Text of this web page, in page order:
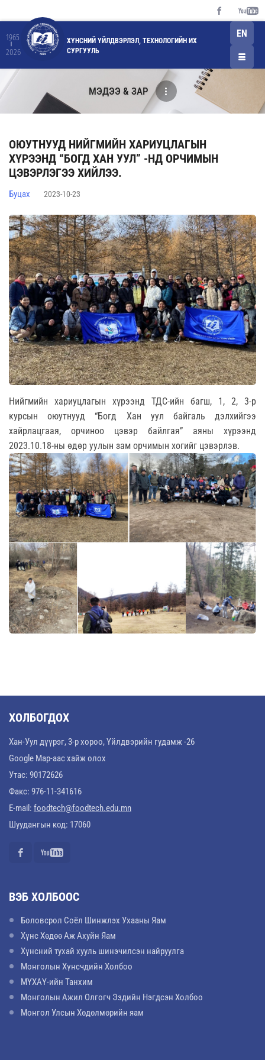
1965
2026
ХҮНСНИЙ ҮЙЛДВЭРЛЭЛ, ТЕХНОЛОГИЙН ИХ
СУРГУУЛЬ
EN
МЭДЭЭ & ЗАР
ОЮУТНУУД НИЙГМИЙН ХАРИУЦЛАГЫН
ХҮРЭЭНД “БОГД ХАН УУЛ” -НД ОРЧИМЫН
ЦЭВЭРЛЭГЭЭ ХИЙЛЭЭ.
Буцах 2023-10-23
Нийгмийн хариуцлагын хүрээнд ТДС-ийн багш, 1, 2, 3-р
курсын оюутнууд “Богд Хан уул байгаль дэлхийгээ
хайрлацгаая, орчиноо цэвэр байлгая” аяны хүрээнд
2023.10.18-ны өдөр уулын зам орчимын хогийг цэвэрлэв.
ХОЛБОГДОХ
Хан-Уул дүүрэг, 3-р хороо, Үйлдвэрийн гудамж -26
Google Map-аас хайж олох
Утас: 90172626
Факс: 976-11-341616
E-mail: foodtech@foodtech.edu.mn
Шуудангын код: 17060
ВЭБ ХОЛБООС
Боловсрол Соёл Шинжлэх Ухааны Яам
Хүнс Хөдөө Аж Ахуйн Яам
Хүнсний тухай хууль шинэчилсэн найруулга
Монголын Хүнсчдийн Холбоо
МҮХАҮ-ийн Танхим
Монголын Ажил Олгогч Эздийн Нэгдсэн Холбоо
Монгол Улсын Хөдөлмөрийн яам